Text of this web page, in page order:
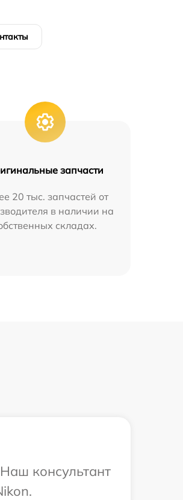
запчасти
20 тыс. запчастей от
в наличии на
складах.
консультант